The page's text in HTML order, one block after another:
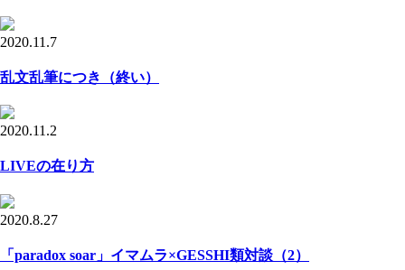
2020.11.7
乱文乱筆につき（終い）
2020.11.2
LIVEの在り方
2020.8.27
「paradox soar」イマムラ×GESSHI類対談（2）